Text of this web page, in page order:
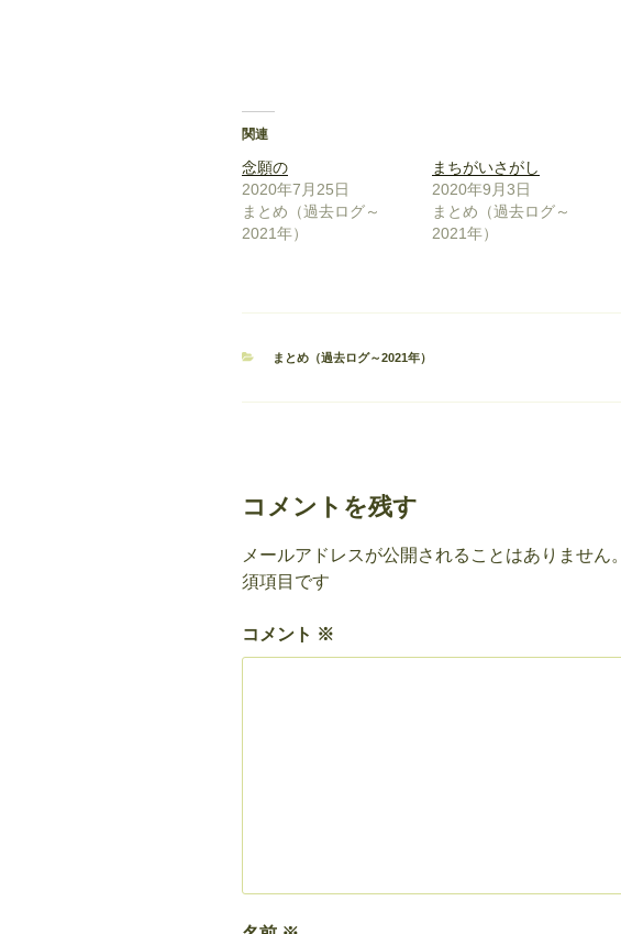
関連
念願の
2020年7月25日
まとめ（過去ログ～
2021年）
まちがいさがし
2020年9月3日
まとめ（過去ログ～
2021年）
カ
まとめ（過去ログ～2021年）
コメントを残す
メールアドレスが公開されることはありません。
須項目です
コメント ※